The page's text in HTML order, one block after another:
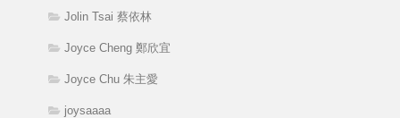
Jolin Tsai 蔡依林
Joyce Cheng 鄭欣宜
Joyce Chu 朱主愛
joysaaaa